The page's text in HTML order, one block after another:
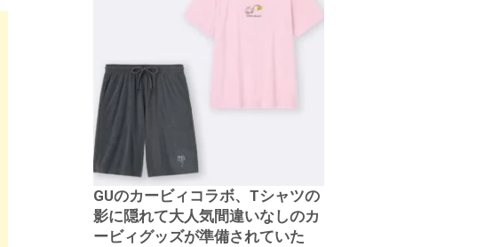
GUのカービィコラボ、Tシャツの
影に隠れて大人気間違いなしのカ
ービィグッズが準備されていた